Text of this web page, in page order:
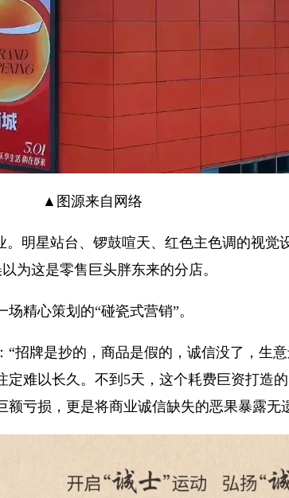
▲图源来自网络
。明星站台、锣鼓喧天、红色主色调的视觉
为这是零售巨头胖东来的分店。
精心策划的“碰瓷式营销”。
招牌是抄的，商品是假的，诚信没了，生
定难以长久。不到5天，这个耗费巨资打造
亏损，更是将商业诚信缺失的恶果暴露无